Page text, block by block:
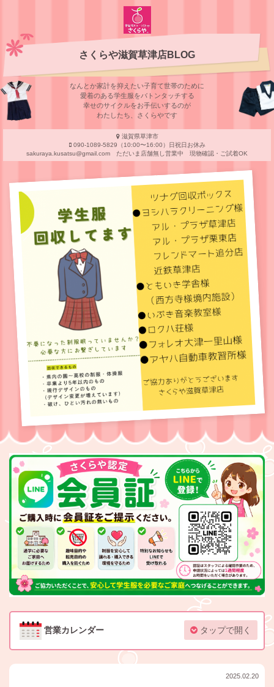
さくらや滋賀草津店BLOG
なんとか家計を抑えたい子育て世帯のために
愛着のある学⽣服をバトンタッチする
幸せのサイクルをお⼿伝いするのが
わたしたち、さくらやです
滋賀県草津市
090-1089-5829（10:00〜16:00）日祝日お休み
sakuraya.kusatsu@gmail.com ただいま店舗無し営業中 現物確認・ご試着OK
営業カレンダー タップで開く
2025.02.20